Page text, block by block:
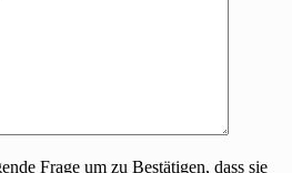
Frage um zu Bestätigen, dass sie